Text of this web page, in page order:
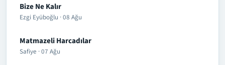
Bize Ne Kalır
Ezgi Eyüboğlu · 08 Ağu
Matmazeli Harcadılar
Safiye · 07 Ağu